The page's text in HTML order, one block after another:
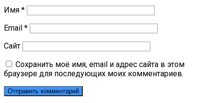
Имя *
Email *
Сайт
Сохранить моё имя, email и адрес сайта в этом
браузере для последующих моих комментариев.